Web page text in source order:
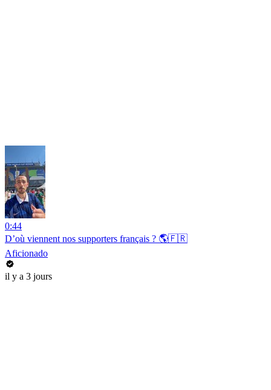
0:44
D’où viennent nos supporters français ? 🌎🇫🇷
Aficionado
il y a 3 jours